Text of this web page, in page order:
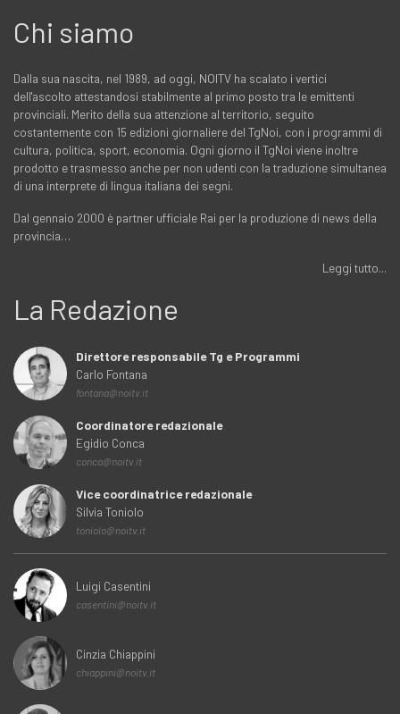
Chi siamo
Dalla sua nascita, nel 1989, ad oggi, NOITV ha scalato i vertici
dell'ascolto attestandosi stabilmente al primo posto tra le emittenti
provinciali. Merito della sua attenzione al territorio, seguito
costantemente con 15 edizioni giornaliere del TgNoi, con i programmi di
cultura, politica, sport, economia. Ogni giorno il TgNoi viene inoltre
prodotto e trasmesso anche per non udenti con la traduzione simultanea
di una interprete di lingua italiana dei segni.
Dal gennaio 2000 è partner ufficiale Rai per la produzione di news della
provincia…
Leggi tutto...
La Redazione
Direttore responsabile Tg e Programmi
Carlo Fontana
fontana@noitv.it
Coordinatore redazionale
Egidio Conca
conca@noitv.it
Vice coordinatrice redazionale
Silvia Toniolo
toniolo@noitv.it
Luigi Casentini
casentini@noitv.it
Cinzia Chiappini
chiappini@noitv.it